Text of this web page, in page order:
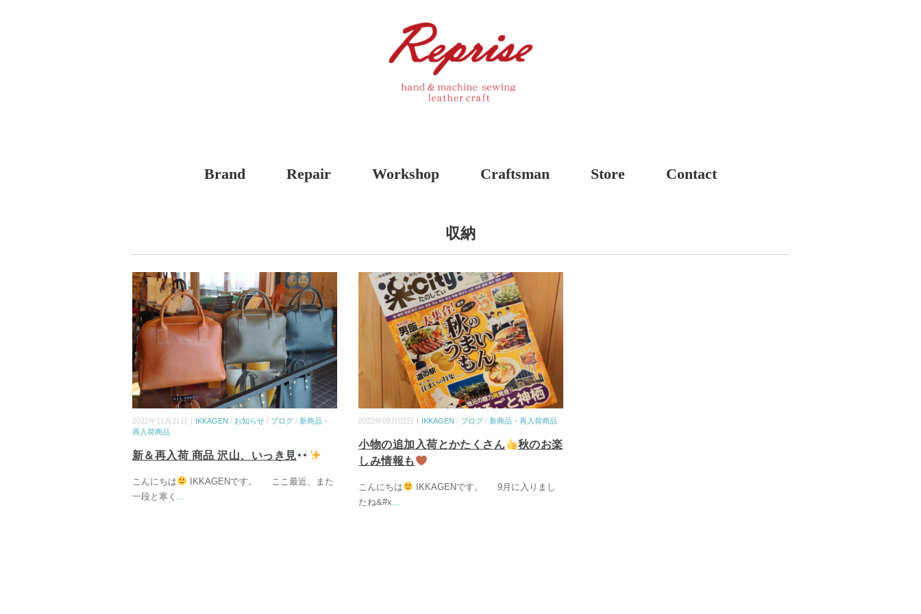
Brand Repair Workshop Craftsman Store Contact
収納
2022年11月21日｜ IKKAGEN / お知らせ/ ブログ/ 新商品・
再入荷商品
新＆再入荷 商品 沢山、いっき見
こんにちは
IKKAGENです。 ここ最近、また
一段と寒く ...
2022年09月02日｜ IKKAGEN / ブログ / 新商品・再入荷商品
小物の追加入荷とかたくさん
秋のお楽
しみ情報も
こんにちは
IKKAGENです。 9月に入りまし
たね&#x...